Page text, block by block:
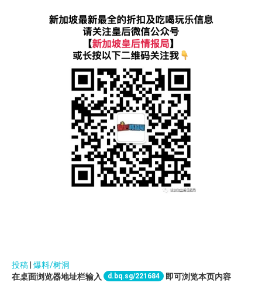
投稿 爆料/树洞
在桌面浏览器地址栏输入
d.bq.sg/221684 即可浏览本页内容